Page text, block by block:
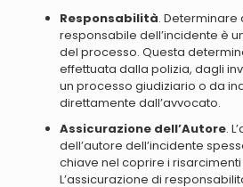
Responsabilità. Determinare
responsabile dell’incidente è
del processo. Questa
effettuata dalla polizia, dagli
un processo giudiziario o da
direttamente dall’avvocato.
Assicurazione dell’Autore.
dell’autore dell’incidente
chiave nel coprire i
L’assicurazione di